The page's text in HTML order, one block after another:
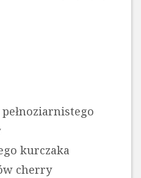
kurczaka
cherry